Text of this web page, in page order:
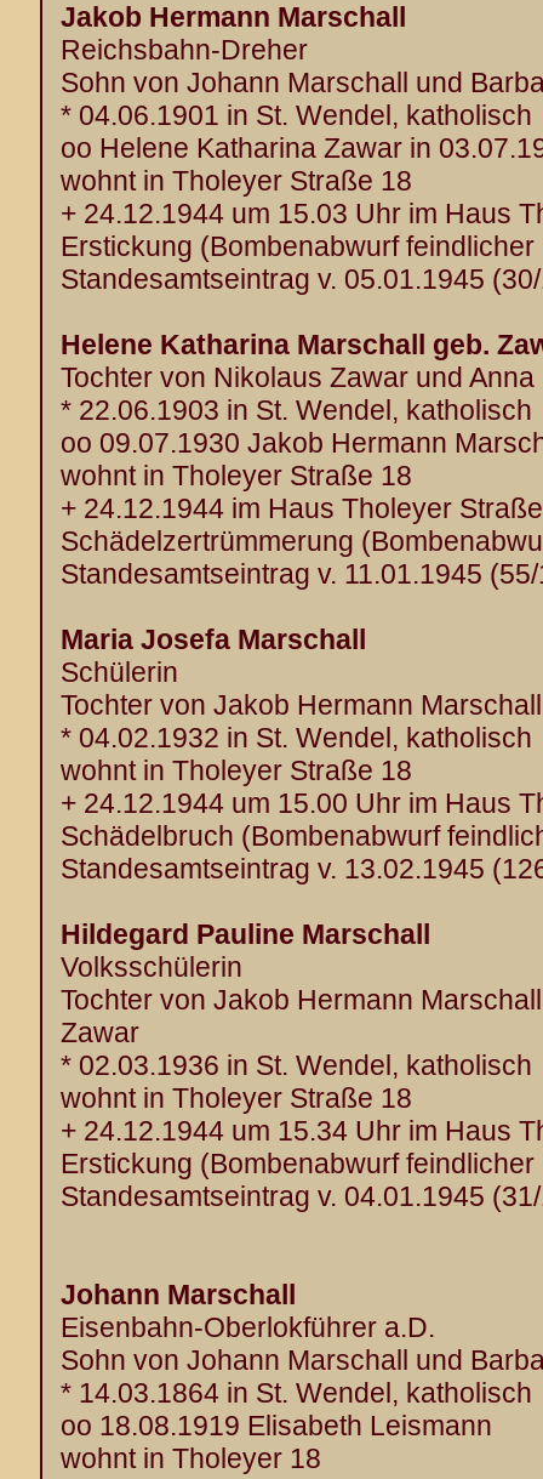
Jakob Hermann Marschall
Reichsbahn-Dreher
Sohn von Johann Marschall und
* 04.06.1901 in St. Wendel, katholisch
oo Helene Katharina Zawar in
wohnt in Tholeyer Straße 18
+ 24.12.1944 um 15.03 Uhr im Haus
Erstickung (Bombenabwurf feindlicher
Standesamtseintrag v. 05.01.1945
Helene Katharina Marschall geb.
Tochter von Nikolaus Zawar und Anna
* 22.06.1903 in St. Wendel, katholisch
oo 09.07.1930 Jakob Hermann
wohnt in Tholeyer Straße 18
+ 24.12.1944 im Haus Tholeyer
Schädelzertrümmerung
Standesamtseintrag v. 11.01.1945
Maria Josefa Marschall
Schülerin
Tochter von Jakob Hermann
* 04.02.1932 in St. Wendel, katholisch
wohnt in Tholeyer Straße 18
+ 24.12.1944 um 15.00 Uhr im Haus
Schädelbruch (Bombenabwurf
Standesamtseintrag v. 13.02.1945
Hildegard Pauline Marschall
Volksschülerin
Tochter von Jakob Hermann
Zawar
* 02.03.1936 in St. Wendel, katholisch
wohnt in Tholeyer Straße 18
+ 24.12.1944 um 15.34 Uhr im Haus
Erstickung (Bombenabwurf feindlicher
Standesamtseintrag v. 04.01.1945
Johann Marschall
Eisenbahn-Oberlokführer a.D.
Sohn von Johann Marschall und
* 14.03.1864 in St. Wendel, katholisch
oo 18.08.1919 Elisabeth Leismann
wohnt in Tholeyer 18